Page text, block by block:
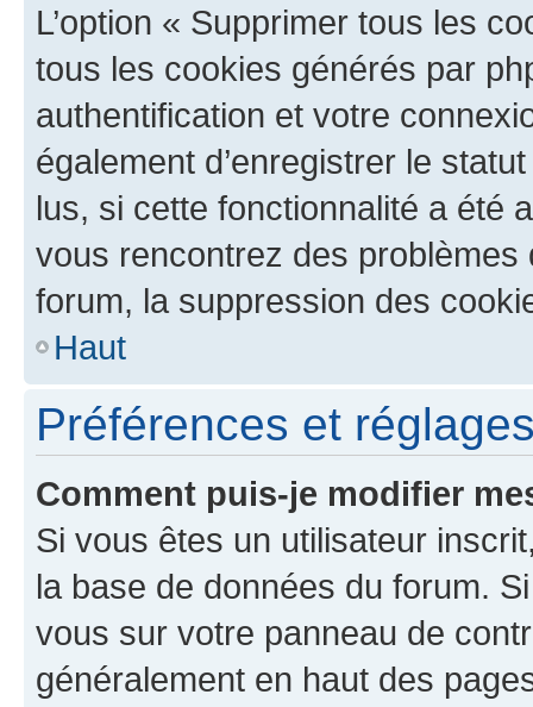
L’option « Supprimer tous les
tous les cookies générés par
authentification et votre
également d’enregistrer le
lus, si cette fonctionnalité a été
vous rencontrez des
forum, la suppression des
Haut
Préférences et
Comment puis-je modifier
Si vous êtes un utilisateur
la base de données du forum.
vous sur votre panneau de
généralement en haut des